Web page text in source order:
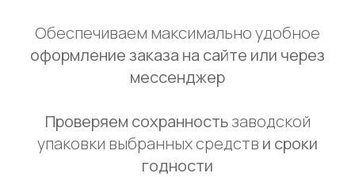
Обеспечиваем максимально удобное
оформление заказа на сайте или через
мессенджер
Проверяем сохранностьзаводской
упаковки выбранных средств и сроки
годности